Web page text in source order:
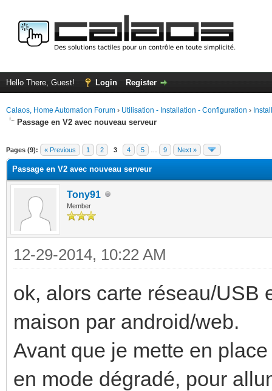
Hello There, Guest! Login Register
Calaos, Home Automation Forum › Utilisation - Installation - Configuration ›
Passage en V2 avec nouveau serveur
Pages (9): « Previous 1 2 3 4 5 9 Next »
Passage en V2 avec nouveau serveur
Tony91
Member
12-29-2014, 10:22 AM
ok, alors carte réseau/USB
maison par android/web.
Avant que je mette en
en mode dégradé, pour